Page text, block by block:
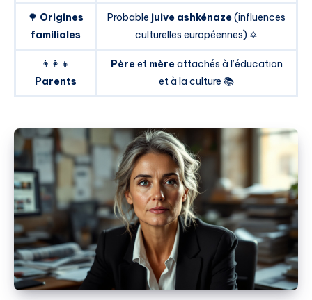
🌳 Origines
familiales
Probable juive ashkénaze(influences
culturelles européennes) ✡️
👨‍👩‍👧
Parents
Pèreet mèreattachés à l’éducation
et à la culture 📚